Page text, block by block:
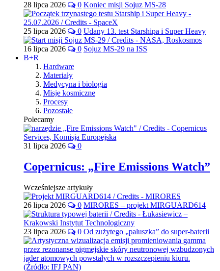
28 lipca 2026 0 Koniec misji Sojuz MS-28
25 lipca 2026 0 Udany 13. test Starshipa i Super Heavy
16 lipca 2026 0 Sojuz MS-29 na ISS
B+R
Hardware
Materiały
Medycyna i biologia
Misje kosmiczne
Procesy
Pozostałe
Polecamy
31 lipca 2026 0
Copernicus: „Fire Emissions Watch”
Wcześniejsze artykuły
26 lipca 2026 0 MIRORES – projekt MIRGUARD614
23 lipca 2026 0 Od zużytego „paluszka” do super-baterii